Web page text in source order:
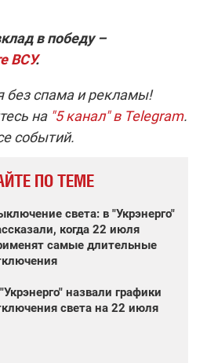
в победу –
ВСУ.
без спама и рекламы!
на "5 канал" в Telegram.
событий.
ПО ТЕМЕ
света: в "Укрэнерго"
когда 22 июля
самые длительные
назвали графики
света на 22 июля